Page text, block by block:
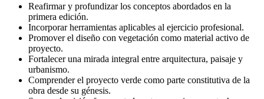
Reafirmar y profundizar los conceptos abordados en la
primera edición.
Incorporar herramientas aplicables al ejercicio profesional.
Promover el diseño con vegetación como material activo de
proyecto.
Fortalecer una mirada integral entre arquitectura, paisaje y
urbanismo.
Comprender el proyecto verde como parte constitutiva de la
obra desde su génesis.